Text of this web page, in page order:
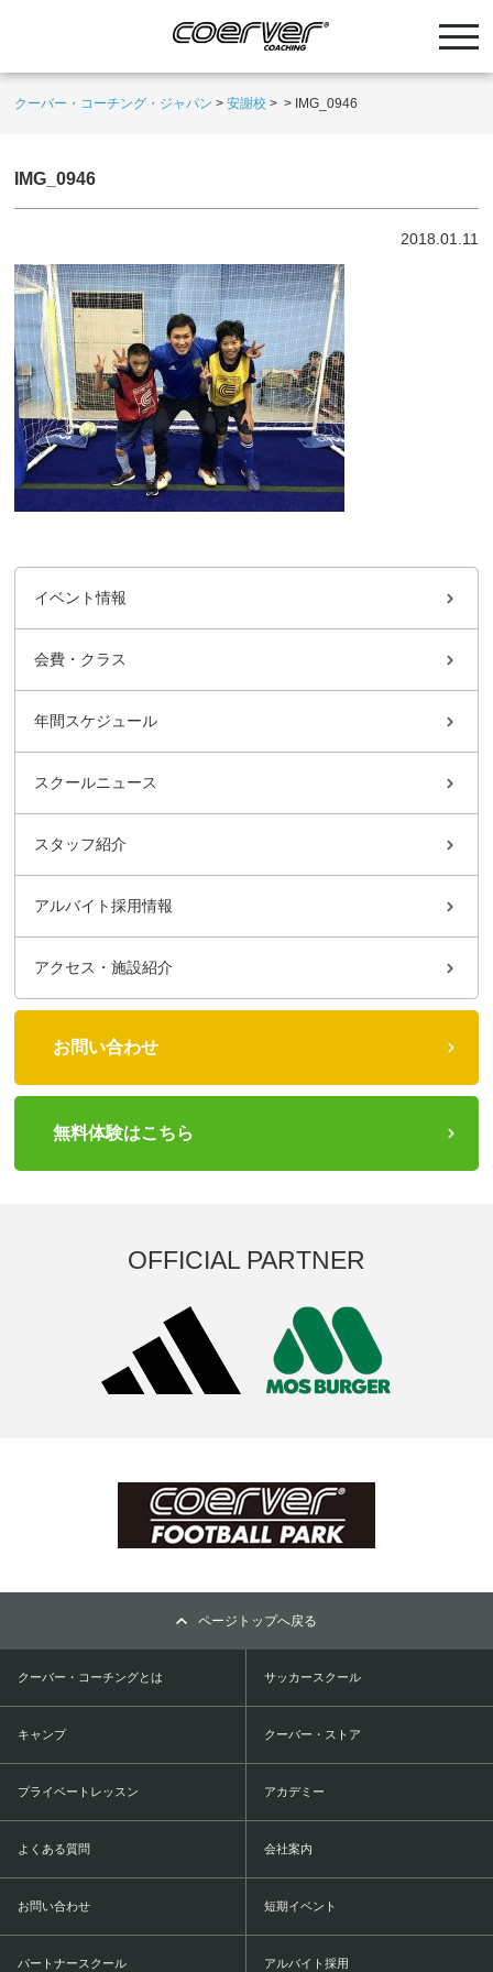
クーバー・コーチング・ジャパン >安謝校 > > IMG_0946
IMG_0946
2018.01.11
イベント情報
会費・クラス
年間スケジュール
スクールニュース
スタッフ紹介
アルバイト採用情報
アクセス・施設紹介
お問い合わせ
無料体験はこちら
OFFICIAL PARTNER
ページトップへ戻る
クーバー・コーチングとは サッカースクール
キャンプ クーバー・ストア
プライベートレッスン アカデミー
よくある質問 会社案内
お問い合わせ 短期イベント
パートナースクール アルバイト採用